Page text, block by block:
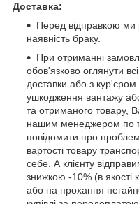
Доставка:
Перед відправкою ми
наявність браку.
При отриманні
обов'язково оглянути
доставки або з
ушкодження вантажу
та отриманого товару,
нашим менеджером по
повідомити про
вартості товару
себе. А клієнту
знижкою -10% (в якості
або на прохання